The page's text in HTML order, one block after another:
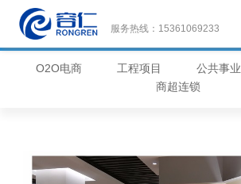
服务热线：15361069233
O2O电商 工程项目 公共事业
商超连锁